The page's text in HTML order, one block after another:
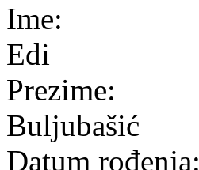
Ime:
Edi
Prezime:
Buljubašić
Datum rođenja: